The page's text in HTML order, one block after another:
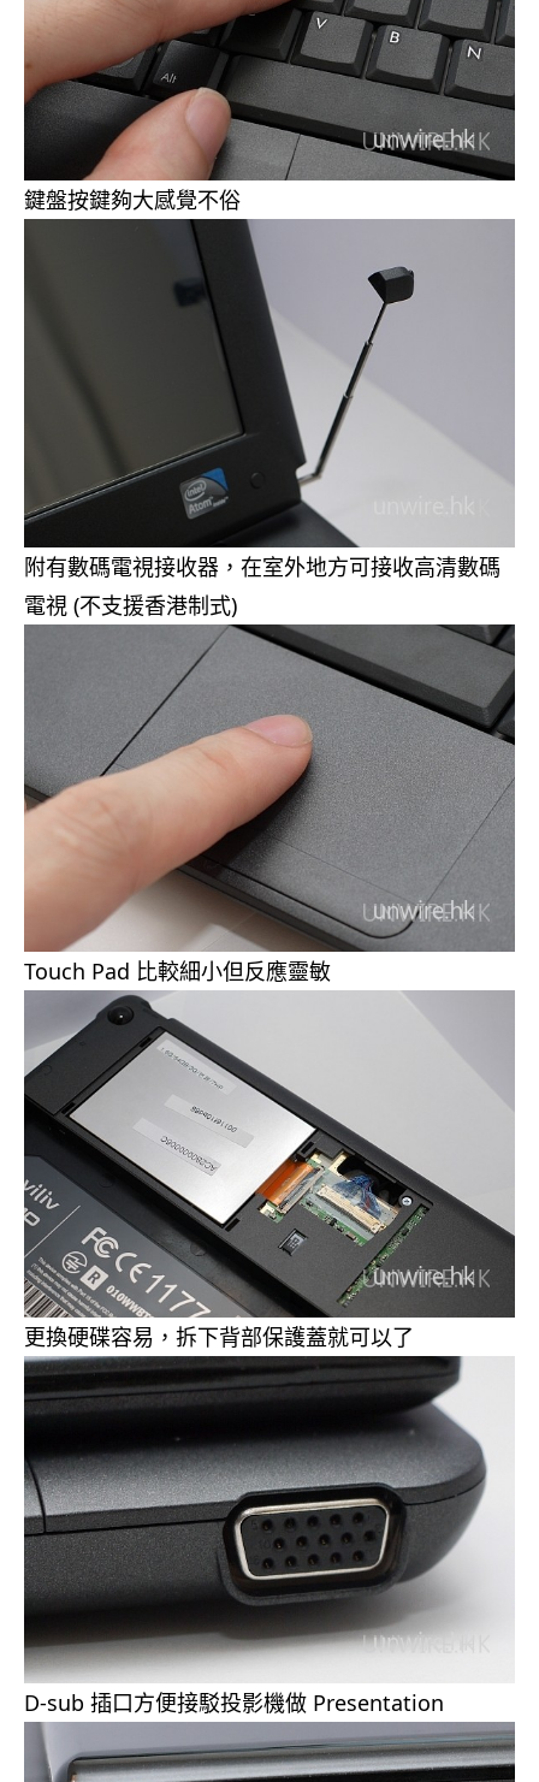
鍵盤按鍵夠大感覺不俗
附有數碼電視接收器，在室外地方可接收高清數碼
電視 (不支援香港制式)
Touch Pad 比較細小但反應靈敏
更換硬碟容易，拆下背部保護蓋就可以了
D-sub 插口方便接駁投影機做 Presentation